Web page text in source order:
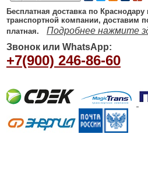
Бесплатная доставка по
транспортной компании,
платная.
Подробнее нажмите
Звонок или WhatsApp:
+7(900) 246-86-60